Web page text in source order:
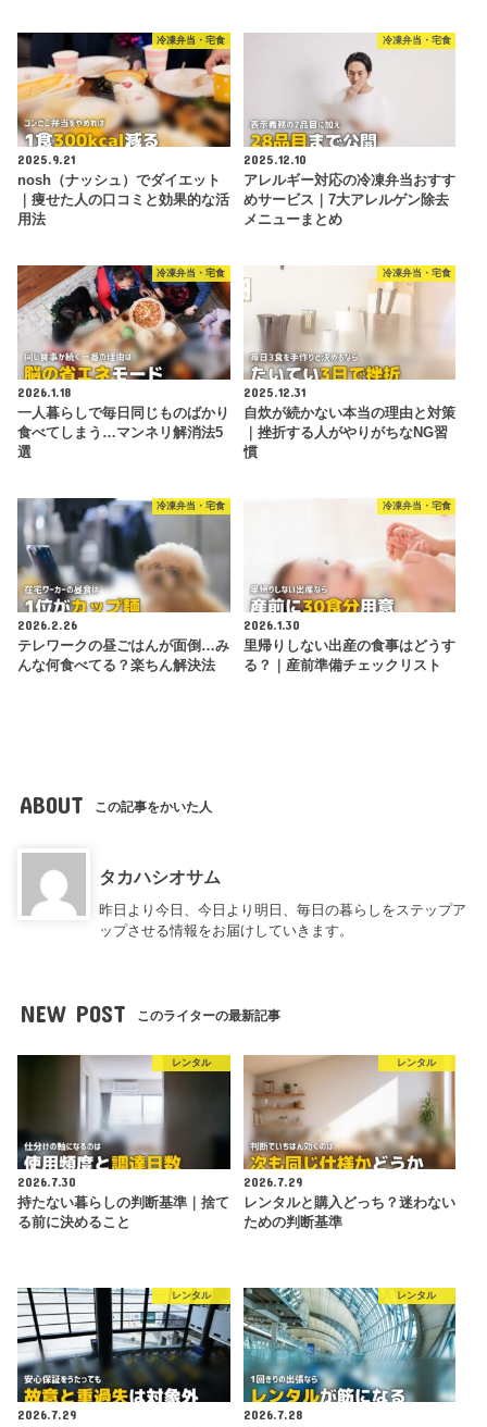
冷凍弁当・宅食
2025.9.21
nosh（ナッシュ）でダイエット
｜痩せた人の口コミと効果的な活
用法
冷凍弁当・宅食
2025.12.10
アレルギー対応の冷凍弁当おすす
めサービス｜7大アレルゲン除去
メニューまとめ
冷凍弁当・宅食
2026.1.18
一人暮らしで毎日同じものばかり
食べてしまう…マンネリ解消法5
選
冷凍弁当・宅食
2025.12.31
自炊が続かない本当の理由と対策
｜挫折する人がやりがちなNG習
慣
冷凍弁当・宅食
2026.2.26
テレワークの昼ごはんが面倒…み
んな何食べてる？楽ちん解決法
冷凍弁当・宅食
2026.1.30
里帰りしない出産の食事はどうす
る？｜産前準備チェックリスト
ABOUT この記事をかいた人
タカハシオサム
昨日より今日、今日より明日、毎日の暮らしをステップア
ップさせる情報をお届けしていきます。
NEW POST このライターの最新記事
レンタル
2026.7.30
持たない暮らしの判断基準｜捨て
る前に決めること
レンタル
2026.7.29
レンタルと購入どっち？迷わない
ための判断基準
レンタル
2026.7.29
レンタル
2026.7.28